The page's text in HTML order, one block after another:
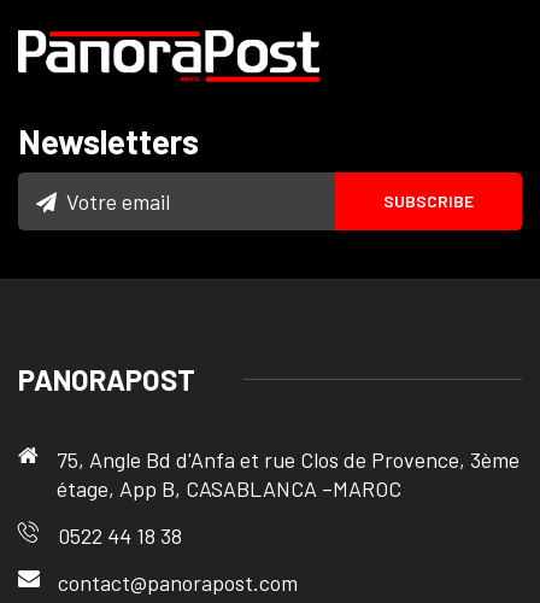
Newsletters
PANORAPOST
75, Angle Bd d'Anfa et rue Clos de Provence, 3ème
étage, App B, CASABLANCA –MAROC
0522 44 18 38
contact@panorapost.com